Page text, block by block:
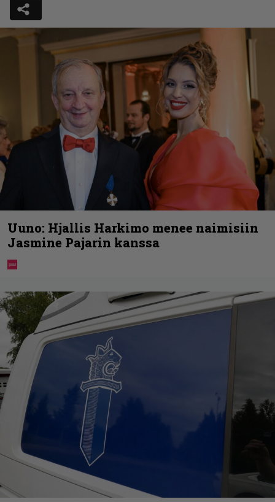
Uuno: Hjallis Harkimo menee naimisiin
Jasmine Pajarin kanssa